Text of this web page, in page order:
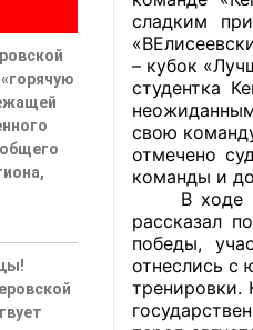
Кодекс этики
Положения
Соглашения
Рекомендации
Порядок
Аппарат ОП КО
УСТАВ ГКУ
сладким
– кубок
студентка
свою
отмечено
команды и
В ходе
рассказал
победы,
отнеслись с
тренировки.